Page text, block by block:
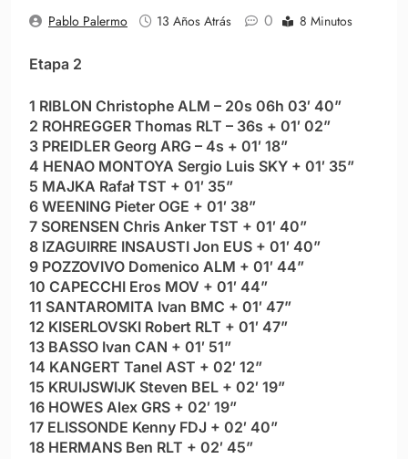
Pablo Palermo 13 Años Atrás 0 8 Minutos
Etapa 2
1 RIBLON Christophe ALM – 20s 06h 03′ 40”
2 ROHREGGER Thomas RLT – 36s + 01′ 02”
3 PREIDLER Georg ARG – 4s + 01′ 18”
4 HENAO MONTOYA Sergio Luis SKY + 01′ 35”
5 MAJKA Rafał TST + 01′ 35”
6 WEENING Pieter OGE + 01′ 38”
7 SORENSEN Chris Anker TST + 01′ 40”
8 IZAGUIRRE INSAUSTI Jon EUS + 01′ 40”
9 POZZOVIVO Domenico ALM + 01′ 44”
10 CAPECCHI Eros MOV + 01′ 44”
11 SANTAROMITA Ivan BMC + 01′ 47”
12 KISERLOVSKI Robert RLT + 01′ 47”
13 BASSO Ivan CAN + 01′ 51”
14 KANGERT Tanel AST + 02′ 12”
15 KRUIJSWIJK Steven BEL + 02′ 19”
16 HOWES Alex GRS + 02′ 19”
17 ELISSONDE Kenny FDJ + 02′ 40”
18 HERMANS Ben RLT + 02′ 45”